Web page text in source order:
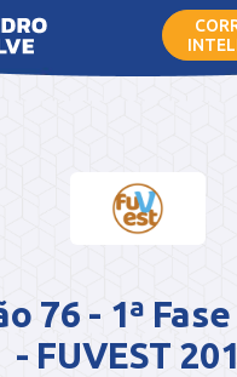
76 - 1ª
- FUVEST